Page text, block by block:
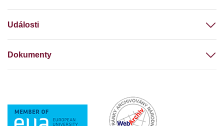
Události
Dokumenty